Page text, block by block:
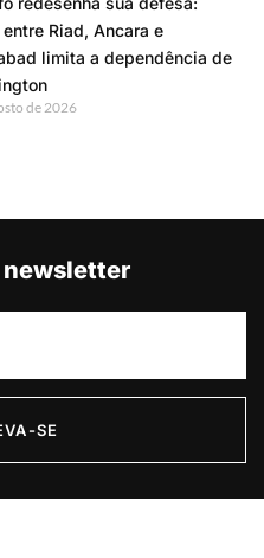
Riad, Ancara e
limita a dependência de
de 2026
newsletter
SE